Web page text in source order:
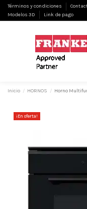
Términos y condiciones
Modelos 3D
Link de pago
Inicio HORNOS Horno
¡En oferta!